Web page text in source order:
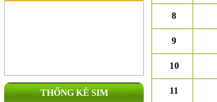
THỐNG KÊ SIM
8
9
10
11